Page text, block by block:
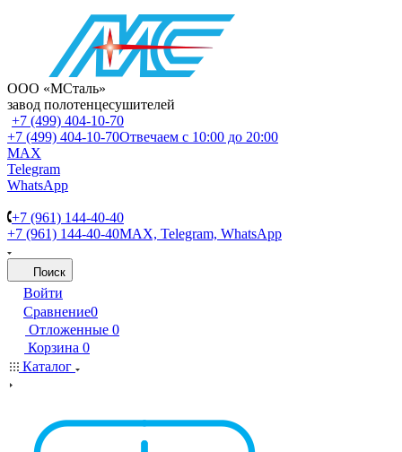
ООО «МСталь»
завод полотенцесушителей
+7 (499) 404-10-70
+7 (499) 404-10-70Отвечаем с 10:00 до 20:00
MAX
Telegram
WhatsApp
+7 (961) 144-40-40
+7 (961) 144-40-40MAX, Telegram, WhatsApp
Поиск
Войти
Сравнение0
Отложенные 0
Корзина 0
Каталог